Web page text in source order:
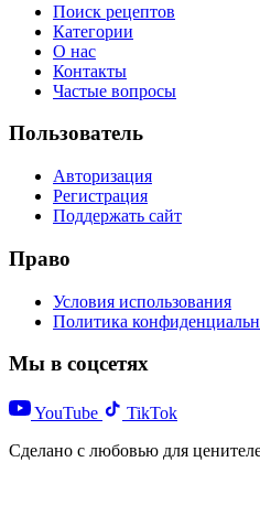
Поиск рецептов
Категории
О нас
Контакты
Частые вопросы
Пользователь
Авторизация
Регистрация
Поддержать сайт
Право
Условия использования
Политика
Мы в соцсетях
YouTube
TikTok
Сделано с любовью для